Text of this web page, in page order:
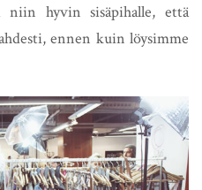
niin hyvin sisäpihalle, että
ennen kuin löysimme